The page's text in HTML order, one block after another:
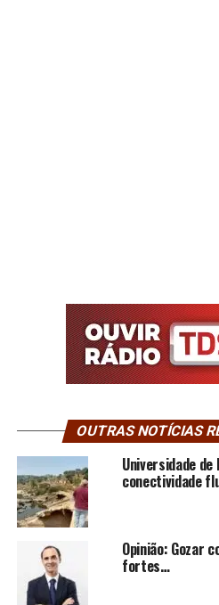
OUTRAS NOTÍCIAS
Universidade
conectividade
Opinião: Gozar
fortes…